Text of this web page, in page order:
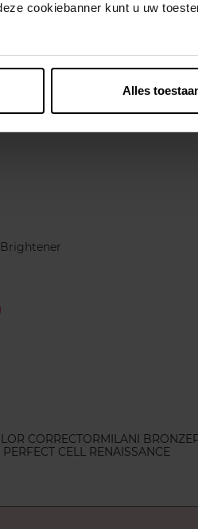
cookiebanner kunt u uw
Alles
CORRECTORMILANI BRONZE
CELL RENAISSANCE